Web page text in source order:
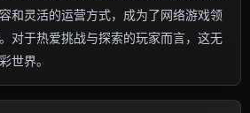
和灵活的运营方式，成为了网络游戏领
对于热爱挑战与探索的玩家而言，这无
世界。